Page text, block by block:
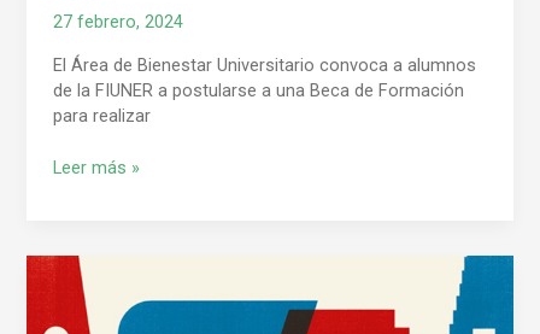
27 febrero, 2024
El Área de Bienestar Universitario convoca a alumnos
de la FIUNER a postularse a una Beca de Formación
para realizar
Leer más »
Seis
consejos
para